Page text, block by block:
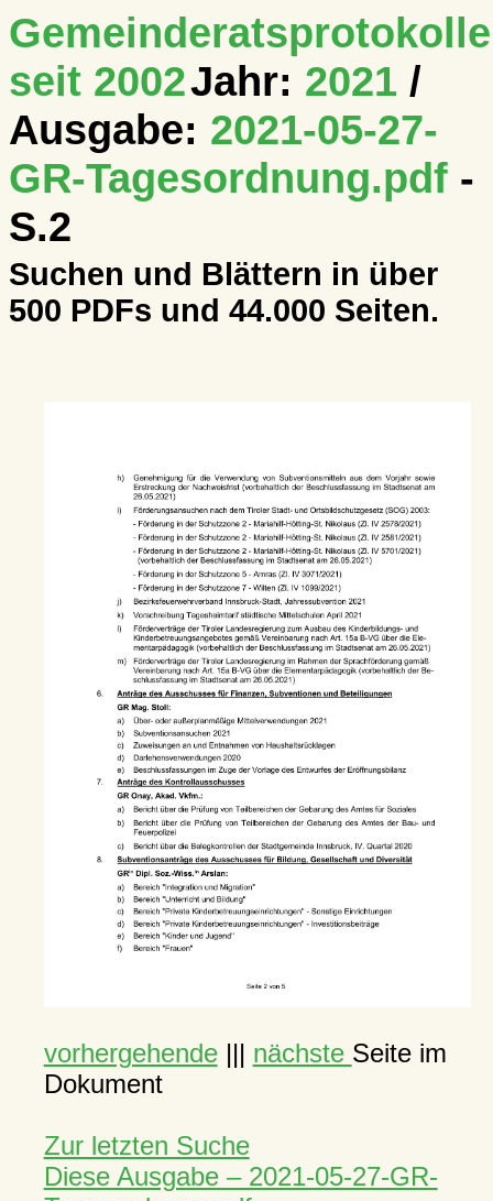
Gemeinderatsprotokolle
seit 2002Jahr: 2021 /
Ausgabe: 2021-05-27-
GR-Tagesordnung.pdf -
S.2
Suchen und Blättern in über
500 PDFs und 44.000 Seiten.
vorhergehende||| nächste Seite im
Dokument
Zur letzten Suche
Diese Ausgabe – 2021-05-27-GR-